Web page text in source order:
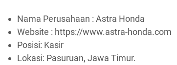
Nama Perusahaan : Astra Honda
Website : https://www.astra-honda.com
Posisi: Kasir
Lokasi: Pasuruan, Jawa Timur.